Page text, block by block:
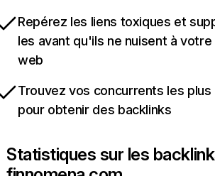
Repérez les liens toxiques et
les avant qu'ils ne nuisent à
web
Trouvez vos concurrents les
pour obtenir des backlinks
Statistiques sur les